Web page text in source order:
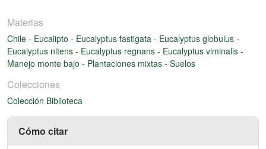
Materias
Chile - Eucalipto - Eucalyptus fastigata - Eucalyptus globulus -
Eucalyptus nitens - Eucalyptus regnans - Eucalyptus viminalis -
Manejo monte bajo - Plantaciones mixtas - Suelos
Colecciones
Colección Biblioteca
Cómo citar